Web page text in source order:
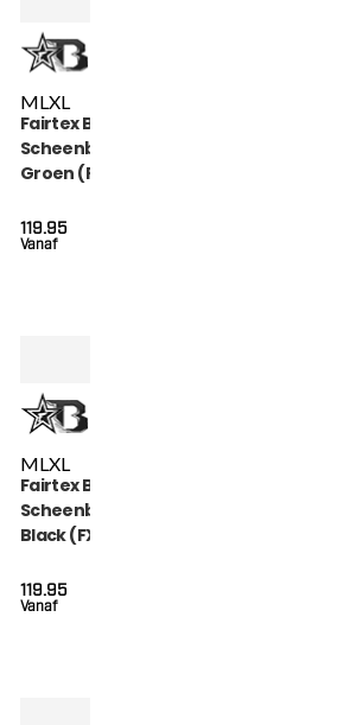
MLXL
Fairtex Booster
Scheenbeschermers
Groen (FXB SG
Vanaf
119.95
ML XL
Fairtex Booster
Scheenbeschermers
Black (FXB SG BLACK)
Vanaf
119.95